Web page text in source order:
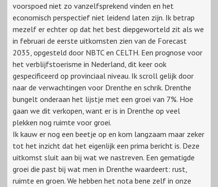
voorspoed niet zo vanzelfsprekend vinden en het
economisch perspectief niet leidend laten zijn. Ik betrap
mezelf er echter op dat het best diepgeworteld zit als we
in februari de eerste uitkomsten zien van de Forecast
2035, opgesteld door NBTC en CELTH. Een prognose voor
het verblijfstoerisme in Nederland, dit keer ook
gespecificeerd op provinciaal niveau. Ik scroll gelijk door
naar de verwachtingen voor Drenthe en schrik. Drenthe
bungelt onderaan het lijstje met een groei van 7%. Hoe
gaan we dit verkopen, want er is in Drenthe op veel
plekken nog ruimte voor groei.
Ik kauw er nog een beetje op en kom langzaam maar zeker
tot het inzicht dat het eigenlijk een prima bericht is. Deze
uitkomst sluit aan bij wat we nastreven. Een gematigde
groei die past bij wat men in Drenthe waardeert: rust,
ruimte en groen. We hebben het nota bene zelf in onze